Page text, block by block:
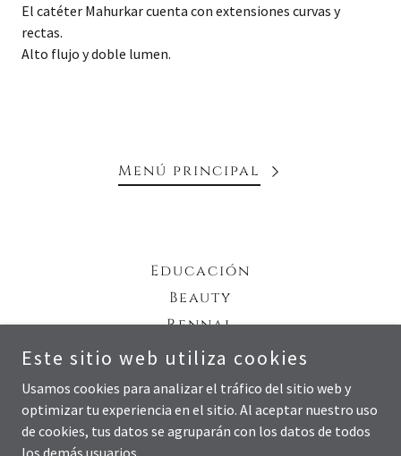
El catéter Mahurkar cuenta con extensiones curvas y
rectas.
Alto flujo y doble lumen.
Menú principal
Educación
Beauty
Rennal
Contacto
MILLAU SALUD
Este sitio web utiliza cookies
Usamos cookies para analizar el tráfico del sitio web y
optimizar tu experiencia en el sitio. Al aceptar nuestro uso
de cookies, tus datos se agruparán con los datos de todos
los demás usuarios.